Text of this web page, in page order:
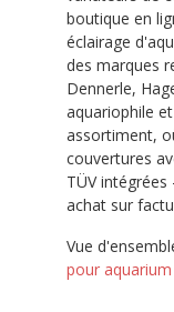
boutique en
éclairage
des marques
Dennerle,
aquariophile
assortiment,
couvertures
TÜV
achat sur
Vue
pour